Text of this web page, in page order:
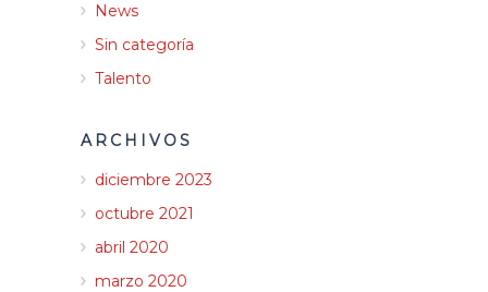
News
Sin categoría
Talento
ARCHIVOS
diciembre 2023
octubre 2021
abril 2020
marzo 2020